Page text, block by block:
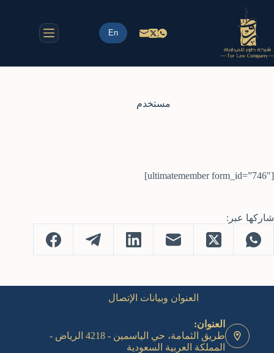
المحتوى
En
مستخدم
[ultimatemember form_id=”746″]
شاركها عبر:
العنوان وبيانات الإتصال
العنوان:
طريق الثمامة، حي الياسمين - 4218 الرياض -
المملكة العربية السعودية